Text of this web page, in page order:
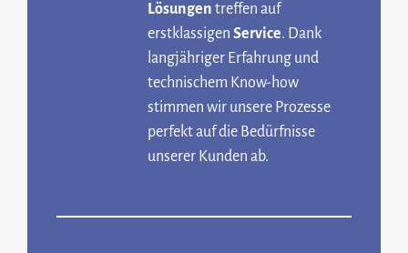
Lösungen treffen auf
erstklassigenService. Dank
langjähriger Erfahrung und
technischem Know-how
stimmen wir unsere Prozesse
perfekt auf die Bedürfnisse
unserer Kunden ab.